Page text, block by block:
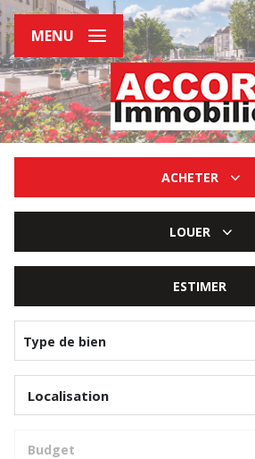
MENU
ACHETER
De l'immo pro
LOUER
ESTIMER
Type de bien
Localisation
Budget